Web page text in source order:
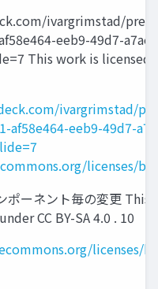
ivargrimstad/
eeb9-49d7-a7ae-
This work is licensed
ivargrimstad/
af58e464-eeb9-49d7-
licenses/
ポーネント毎の変更 This
CC BY-SA 4.0 . 10
licenses/